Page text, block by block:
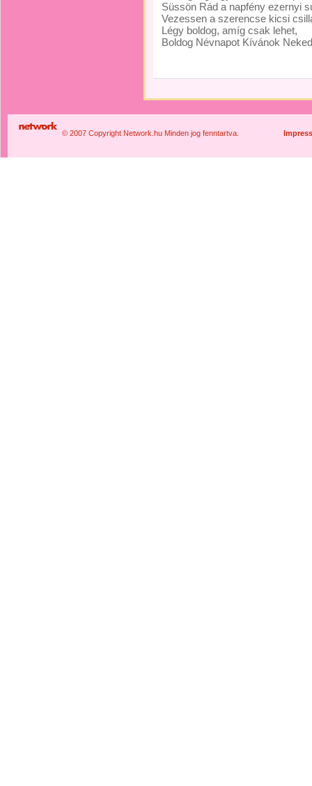
Süssön Rád a napfény ezernyi
Vezessen a szerencse kicsi
Légy boldog, amíg csak lehet,
Boldog Névnapot Kívánok
© 2007 Copyright Network.hu Minden jog fenntartva.